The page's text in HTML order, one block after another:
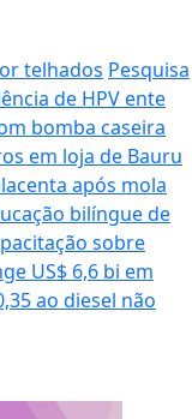
telhados Pesquisa
de HPV ente
bomba caseira
em loja de Bauru
após mola
bilíngue de
sobre
US$ 6,6 bi em
ao diesel não